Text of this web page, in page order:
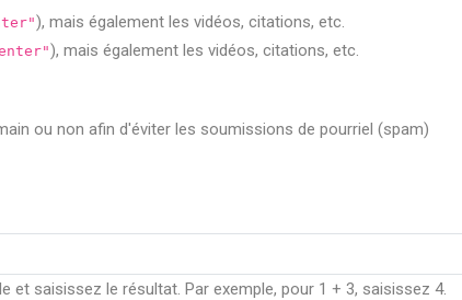
), mais également les vidéos, citations, etc.
), mais également les vidéos, citations, etc.
ou non afin d'éviter les soumissions de pourriel (spam)
saisissez le résultat. Par exemple, pour 1 + 3, saisissez 4.